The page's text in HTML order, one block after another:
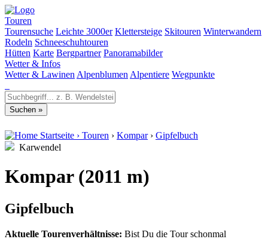
Touren
Tourensuche Leichte 3000er Klettersteige Skitouren Winterwandern
Rodeln Schneeschuhtouren
Hütten Karte Bergpartner Panoramabilder
Wetter & Infos
Wetter & Lawinen Alpenblumen Alpentiere Wegpunkte
Startseite › Touren › Kompar › Gipfelbuch
Karwendel
Kompar (2011 m)
Gipfelbuch
Aktuelle Tourenverhältnisse: Bist Du die Tour schonmal